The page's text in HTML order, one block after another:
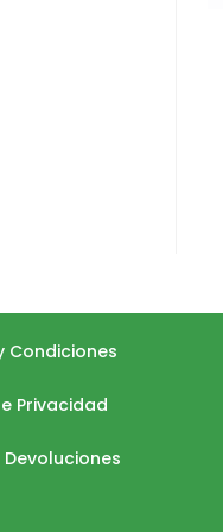
Condiciones
Privacidad